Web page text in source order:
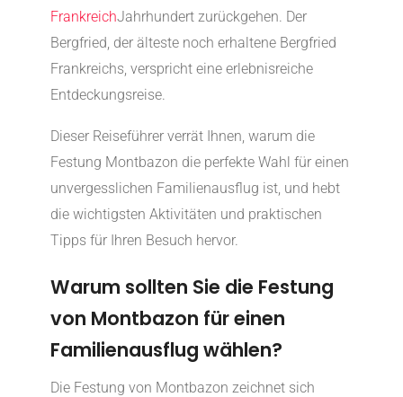
FrankreichJahrhundert zurückgehen. Der
Bergfried, der älteste noch erhaltene Bergfried
Frankreichs, verspricht eine erlebnisreiche
Entdeckungsreise.
Dieser Reiseführer verrät Ihnen, warum die
Festung Montbazon die perfekte Wahl für einen
unvergesslichen Familienausflug ist, und hebt
die wichtigsten Aktivitäten und praktischen
Tipps für Ihren Besuch hervor.
Warum sollten Sie die Festung
von Montbazon für einen
Familienausflug wählen?
Die Festung von Montbazon zeichnet sich